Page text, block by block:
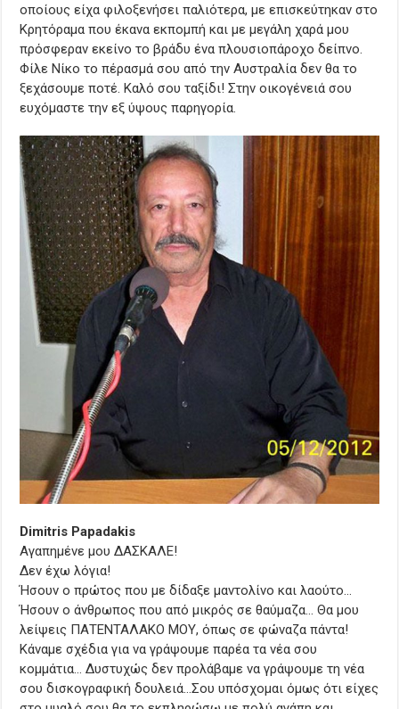
οποίους είχα φιλοξενήσει παλιότερα, με επισκεύτηκαν στο
Κρητόραμα που έκανα εκπομπή και με μεγάλη χαρά μου
πρόσφεραν εκείνο το βράδυ ένα πλουσιοπάροχο δείπνο.
Φίλε Νίκο το πέρασμά σου από την Αυστραλία δεν θα το
ξεχάσουμε ποτέ. Καλό σου ταξίδι! Στην οικογένειά σου
ευχόμαστε την εξ ύψους παρηγορία.
Dimitris Papadakis
Αγαπημένε μου ΔΑΣΚΑΛΕ!
Δεν έχω λόγια!
Ήσουν ο πρώτος που με δίδαξε μαντολίνο και λαούτο…
Ήσουν ο άνθρωπος που από μικρός σε θαύμαζα… Θα μου
λείψεις ΠΑΤΕΝΤΑΛΑΚΟ ΜΟΥ, όπως σε φώναζα πάντα!
Κάναμε σχέδια για να γράψουμε παρέα τα νέα σου
κομμάτια… Δυστυχώς δεν προλάβαμε να γράψουμε τη νέα
σου δισκογραφική δουλειά…Σου υπόσχομαι όμως ότι είχες